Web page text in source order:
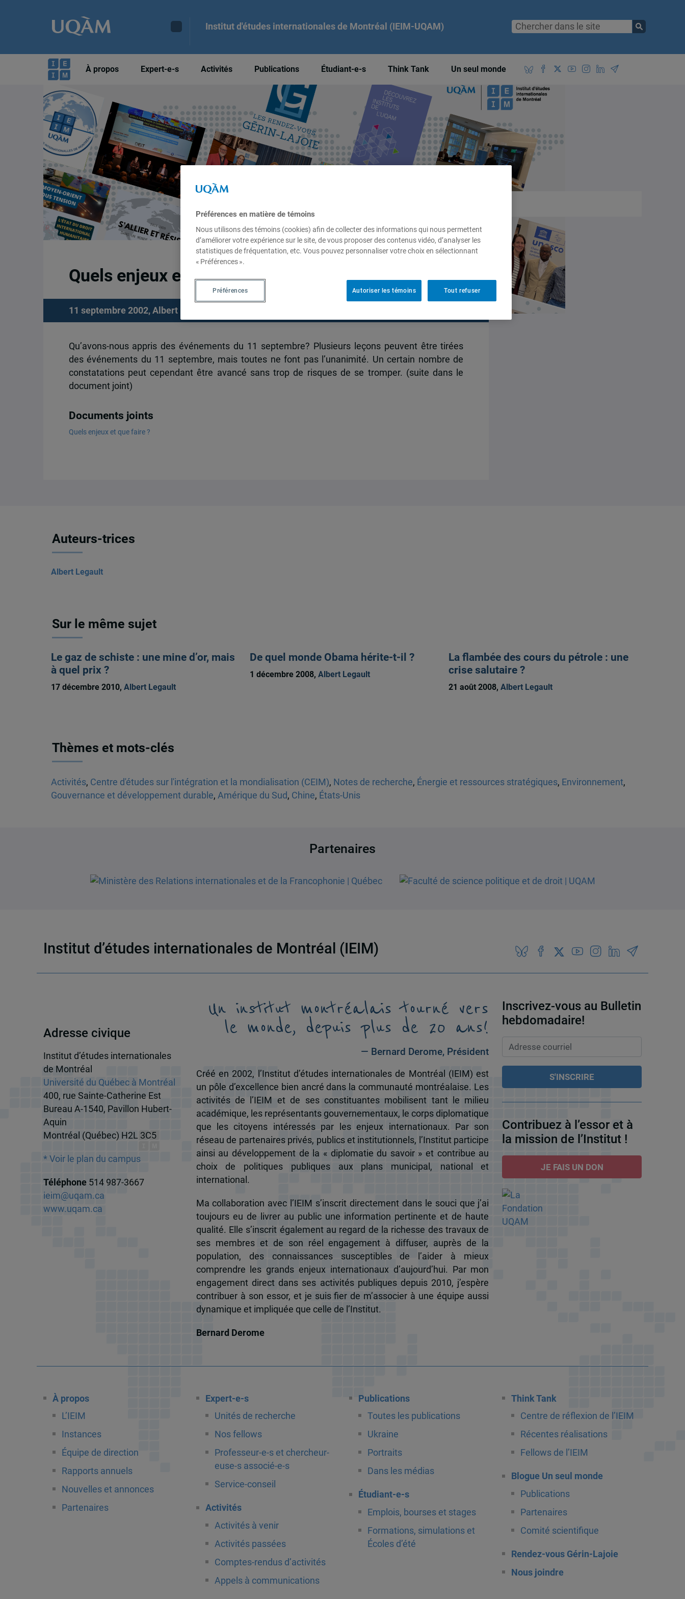
Institut d'études internationales de Montréal (IEIM-UQAM)
À propos Expert-e-s Activités Publications Étudiant-e-s Think Tank Un seul monde
Quels enjeux et que faire ?
11 septembre 2002, Albert Legault
Qu’avons-nous appris des événements du 11 septembre? Plusieurs leçons peuvent être tirées
des événements du 11 septembre, mais toutes ne font pas l’unanimité. Un certain nombre de
constatations peut cependant être avancé sans trop de risques de se tromper. (suite dans le
document joint)
Documents joints
Quels enjeux et que faire ?
Auteurs-trices
Albert Legault
Sur le même sujet
Le gaz de schiste : une mine d’or, mais
à quel prix ?
17 décembre 2010, Albert Legault
De quel monde Obama hérite-t-il ?
1 décembre 2008, Albert Legault
La flambée des cours du pétrole : une
crise salutaire ?
21 août 2008, Albert Legault
Thèmes et mots-clés
Activités, Centre d'études sur l'intégration et la mondialisation (CEIM), Notes de recherche, Énergie et ressources stratégiques, Environnement,
Gouvernance et développement durable, Amérique du Sud , Chine, États-Unis
Partenaires
Institut d’études internationales de Montréal (IEIM)
Adresse civique
Institut d’études internationales
de Montréal
Université du Québec à Montréal
400, rue Sainte-Catherine Est
Bureau A-1540, Pavillon Hubert-
Aquin
Montréal (Québec) H2L 3C5
* Voir le plan du campus
Téléphone 514 987-3667
ieim@uqam.ca
www.uqam.ca
Un institut montréalais tourné vers
le monde, depuis plus de 20 ans!
— Bernard Derome, Président
Créé en 2002, l’Institut d’études internationales de Montréal (IEIM) est
un pôle d’excellence bien ancré dans la communauté montréalaise. Les
activités de l’IEIM et de ses constituantes mobilisent tant le milieu
académique, les représentants gouvernementaux, le corps diplomatique
que les citoyens intéressés par les enjeux internationaux. Par son
réseau de partenaires privés, publics et institutionnels, l’Institut participe
ainsi au développement de la « diplomatie du savoir » et contribue au
choix de politiques publiques aux plans municipal, national et
international.
Ma collaboration avec l’IEIM s’inscrit directement dans le souci que j’ai
toujours eu de livrer au public une information pertinente et de haute
qualité. Elle s’inscrit également au regard de la richesse des travaux de
ses membres et de son réel engagement à diffuser, auprès de la
population, des connaissances susceptibles de l’aider à mieux
comprendre les grands enjeux internationaux d’aujourd’hui. Par mon
engagement direct dans ses activités publiques depuis 2010, j’espère
contribuer à son essor, et je suis fier de m’associer à une équipe aussi
dynamique et impliquée que celle de l’Institut.
Bernard Derome
Inscrivez-vous au Bulletin
hebdomadaire!
Contribuez à l’essor et à
la mission de l’Institut !
JE FAIS UN DON
À propos
L’IEIM
Instances
Équipe de direction
Rapports annuels
Nouvelles et annonces
Partenaires
Expert-e-s
Unités de recherche
Nos fellows
Professeur-e-s et chercheur-
euse-s associé-e-s
Service-conseil
Activités
Activités à venir
Activités passées
Comptes-rendus d’activités
Appels à communications
Publications
Toutes les publications
Ukraine
Portraits
Dans les médias
Étudiant-e-s
Emplois, bourses et stages
Formations, simulations et
Écoles d’été
Think Tank
Centre de réflexion de l’IEIM
Récentes réalisations
Fellows de l’IEIM
Blogue Un seul monde
Publications
Partenaires
Comité scientifique
Rendez-vous Gérin-Lajoie
Nous joindre
Préférences en matière de témoins
Nous utilisons des témoins (cookies) afin de collecter des informations qui nous permettent
d’améliorer votre expérience sur le site, de vous proposer des contenus vidéo, d’analyser les
statistiques de fréquentation, etc. Vous pouvez personnaliser votre choix en sélectionnant
« Préférences ».
Tout refuser
Autoriser les témoins
Préférences